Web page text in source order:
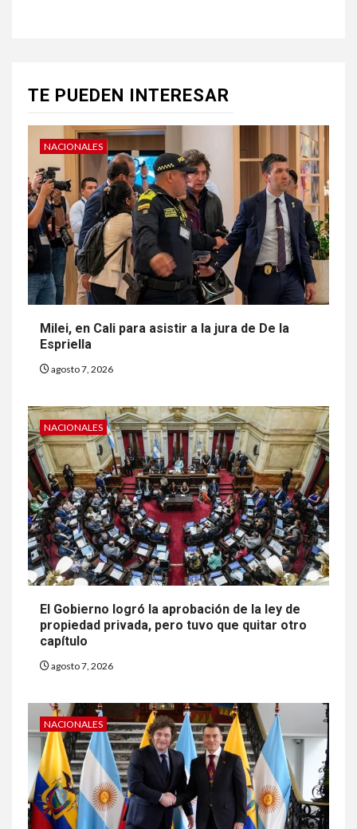
TE PUEDEN INTERESAR
NACIONALES
Milei, en Cali para asistir a la jura de De la
Espriella
agosto 7, 2026
NACIONALES
El Gobierno logró la aprobación de la ley de
propiedad privada, pero tuvo que quitar otro
capítulo
agosto 7, 2026
NACIONALES